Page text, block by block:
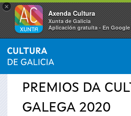
×
Axenda Cultura
Xunta de Galicia
Aplicación gratuíta - En Google
Vostede
INICIO › SERVIZOS
PREMIOS DA
GALEGA 2020